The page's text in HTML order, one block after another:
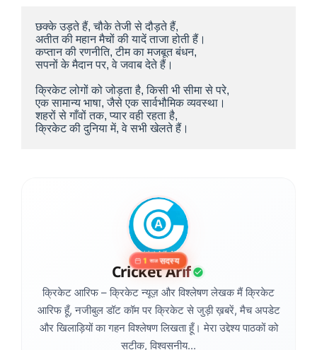
छक्के उड़ते हैं, चौके तेजी से दौड़ते हैं,
अतीत की महान मैचों की यादें ताजा होती हैं।
कप्तान की रणनीति, टीम का मजबूत बंधन,
सपनों के मैदान पर, वे जवाब देते हैं।
क्रिकेट लोगों को जोड़ता है, किसी भी सीमा से परे,
एक सामान्य भाषा, जैसे एक सार्वभौमिक व्यवस्था।
शहरों से गाँवों तक, प्यार वही रहता है,
क्रिकेट की दुनिया में, वे सभी खेलते हैं।
1 सालसदस्य
Cricket Arif
क्रिकेट आरिफ – क्रिकेट न्यूज़ और विश्लेषण लेखक मैं क्रिकेट
आरिफ हूँ, नजीबुल डॉट कॉम पर क्रिकेट से जुड़ी ख़बरें, मैच अपडेट
और खिलाड़ियों का गहन विश्लेषण लिखता हूँ। मेरा उद्देश्य पाठकों को
सटीक, विश्वसनीय...